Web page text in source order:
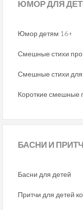
ЮМОРДЛЯ
Юмор детям 16+
Смешные стихи про
Смешные стихи
Короткие смешные
БАСНИ И
Басни для детей
Притчи для детей